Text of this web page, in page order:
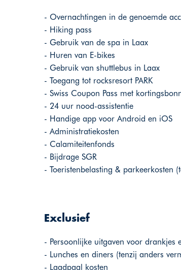
- Overnachtingen in de genoemde
- Hiking pass
- Gebruik van de spa in Laax
- Huren van E-bikes
- Gebruik van shuttlebus in Laax
- Toegang tot rocksresort PARK
- Swiss Coupon Pass met
- 24 uur nood-assistentie
- Handige app voor Android en iOS
- Administratiekosten
- Calamiteitenfonds
- Bijdrage SGR
- Toeristenbelasting & parkeerkosten
Exclusief
- Persoonlijke uitgaven voor drankjes
- Lunches en diners (tenzij anders
- Laadpaal kosten